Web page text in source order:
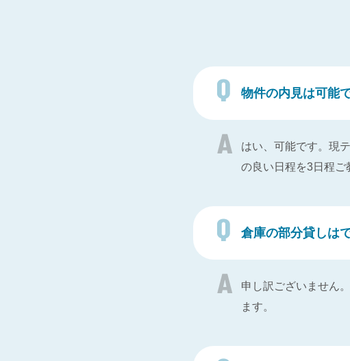
物件の内見は可能
はい、可能です。現
の良い日程を3日程ご
倉庫の部分貸しは
申し訳ございません
ます。